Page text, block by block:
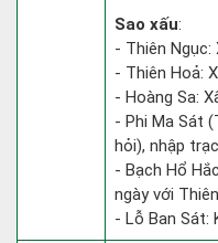
Sao xấu:
- Thiên Ngục:
- Thiên Hoả:
- Hoàng Sa:
- Phi Ma Sát
hỏi), nhập
- Bạch Hổ
ngày với
- Lỗ Ban Sát: